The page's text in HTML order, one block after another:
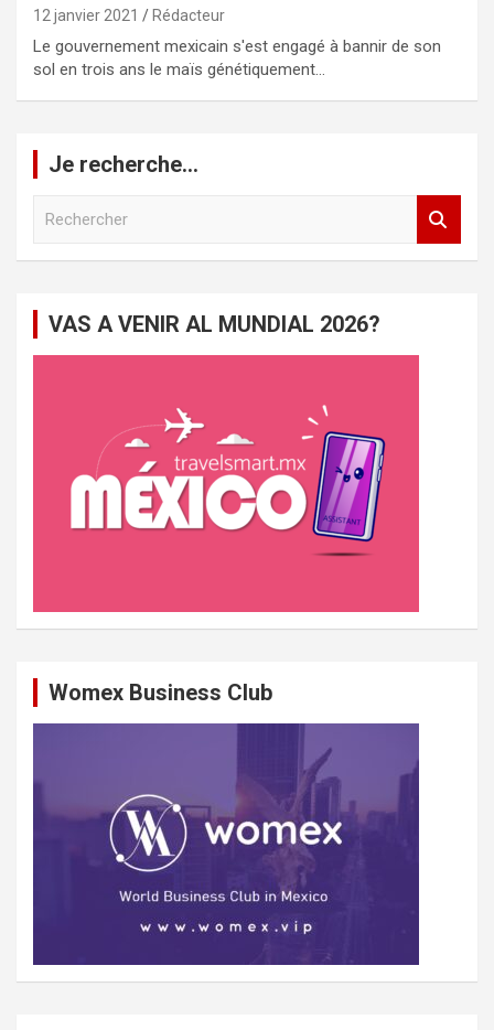
12 janvier 2021 Rédacteur
Le gouvernement mexicain s'est engagé à bannir de son
sol en trois ans le maïs génétiquement…
Je recherche…
c
VAS A VENIR AL MUNDIAL 2026?
Womex Business Club